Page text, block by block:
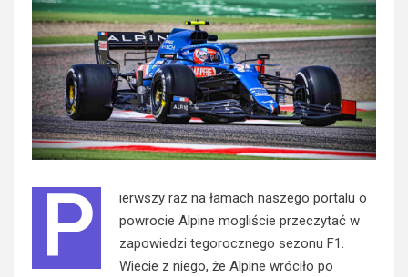
P
ierwszy raz na łamach naszego portalu o
powrocie Alpine mogliście przeczytać w
zapowiedzi tegorocznego sezonu F1.
Wiecie z niego, że Alpine wróciło po